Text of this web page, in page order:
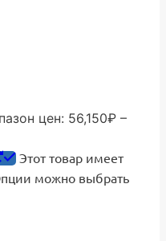
цен: 56,150₽ –
Этот товар имеет
можно выбрать